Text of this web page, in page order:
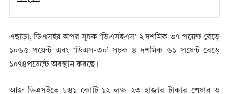
এছাড়া, ডিএসইর অপর সূচক ‘ডিএসইএস’ ২ দশমিক ৩৭ পয়েন্ট বেড়ে
১০৬৫ পয়েন্ট এবং ‘ডিএস-৩০’ সূচক ৪ দশমিক ৬১ পয়েন্ট বেড়ে
১০৭৪পয়েন্টে অবস্থান করছে।
আজ ডিএসইতে ৮৪১ কোটি ১২ লক্ষ ২৩ হাজার টাকার শেয়ার ও